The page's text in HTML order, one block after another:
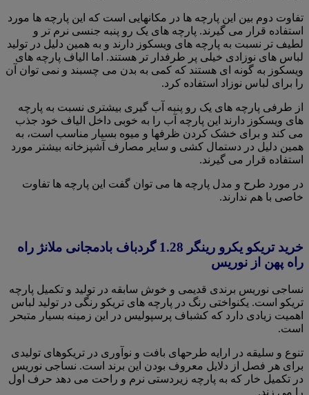
تفاوت دوم بین این پارچه ها در مکانهایی است که این پارچه ها مورد
استفاده قرار می گیرند. پارچه های یک رو پنبه جنسی نرم تر و
لطیف تر نسبت به پارچه های ویسکوز دارند و به همین دلیل در تولید
لباس های نوزادی خیلی پر طرفدار تر هستند. اما الیاف پارچه های
ویسکوز به گونه ای هستند که کمی به بدن می چسبند و نمی توان آن
را برای لباس نوزاد استفاده کرد.
از طرفی پارچه های یک رو پنبه آب گیری بیشتری نسبت به پارچه
های ویسکوز دارند این پارچه آب را به خوبی داخل الیاف خود جذب
می کند و برای خشک کردن ظرفها و میوه بسیار مناسب است، به
همین دلیل در دستمال کشی و سایر مصارف آشپزخانه بیشتر مورد
استفاده قرار می گیرند.
در مورد طرح و مدل پارچه ها می توان گفت این پارچه ها تفاوت
خاصی با هم ندارند‌.
خرید تریکو یکرو رینگر 1.28 گردباف بادمجانی ملانژ راه
راه پهن از نوریس
نساجی نوریس برندی قدیمی و خوش سابقه در تولید و تکمیل پارچه
تریکو است. یکنواختی رنگ در پارچه های تریکو رنگی در تولید لباس
اهمیت زیادی دارد که کشباف پرسپولیس در این زمینه بسیار متبحر
است.
تنوع و سلیقه در ارایه طرحهای بافت و نوآوری در تریکوهای تولیدی
برای هر فصل از دلایل معروف بودن این برند است. نساجی نوریس
در تکمیل خار که به پارچه زیردستی نرم و راحت می دهد حرف اول
را می زند.